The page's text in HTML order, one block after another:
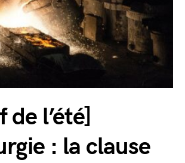
de l’été]
: la clause